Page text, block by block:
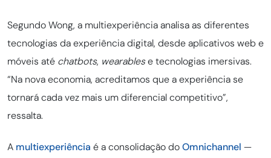
Segundo Wong, a multiexperiência analisa as diferentes
tecnologias da experiência digital, desde aplicativos web e
móveis até chatbots, wearablese tecnologias imersivas.
“Na nova economia, acreditamos que a experiência se
tornará cada vez mais um diferencial competitivo”,
ressalta.
A multiexperiência é a consolidação doOmnichannel —